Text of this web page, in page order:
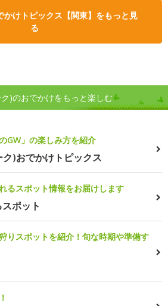
かけトピックス【関東】をもっと見
る
)のおでかけをもっと楽しむ
GW」の楽しみ方を紹介
)おでかけトピックス
るスポット情報をお届けします
ポット
りスポットを紹介！旬な時期や準備す